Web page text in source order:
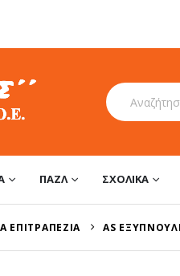
ΠΑΖΛ ΣΧΟΛΙΚΆ
ΕΠΙΤΡΑΠΈΖΙΑ AS